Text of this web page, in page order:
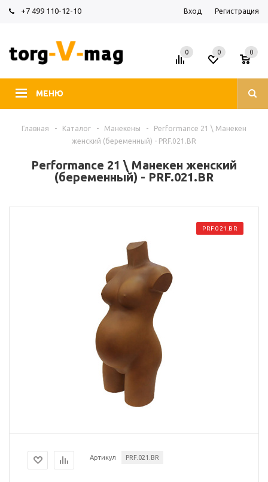
+7 499 110-12-10 Вход Регистрация
МЕНЮ
0 0
0
Главная - Каталог - Манекены -
Performance 21 \ Манекен
женский (беременный) - PRF.021.BR
Performance 21 \ Манекен женский
(беременный) - PRF.021.BR
PRF.021.BR
Артикул PRF.021.BR